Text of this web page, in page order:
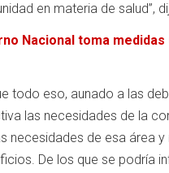
en materia de salud”,
Nacional toma
todo eso, aunado a las
las necesidades de la
necesidades de esa área
De los que se podría